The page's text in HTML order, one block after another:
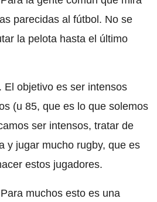
parecidas al fútbol. No se
la pelota hasta el último
El objetivo es ser intensos
(u 85, que es lo que solemos
ser intensos, tratar de
y jugar mucho rugby, que es
estos jugadores.
muchos esto es una